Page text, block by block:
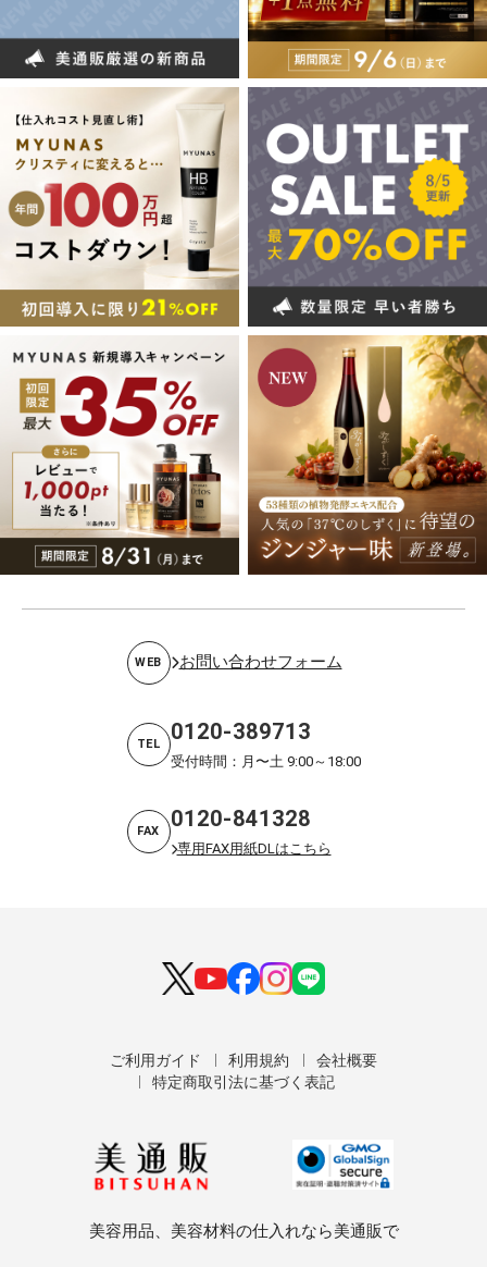
WEB お問い合わせフォーム
TEL 0120-389713
受付時間：月〜土 9:00～18:00
FAX 0120-841328
専用FAX用紙DLはこちら
ご利用ガイド 利用規約
会社概要
特定商取引法に基づく表記
美容用品、美容材料の仕入れなら美通販で